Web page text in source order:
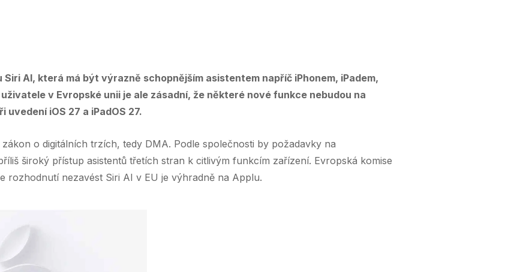
AI, která má být výrazně schopnějším asistentem napříč iPhonem, iPadem,
v Evropské unii je ale zásadní, že některé nové funkce nebudou na
uvedení iOS 27 a iPadOS 27.
o digitálních trzích, tedy DMA. Podle společnosti by požadavky na
široký přístup asistentů třetích stran k citlivým funkcím zařízení. Evropská komise
rozhodnutí nezavést Siri AI v EU je výhradně na Applu.